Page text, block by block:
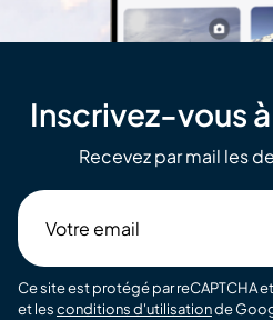
Inscrivez-vous
Recevez par mail les
email
Ce site est protégé par reCAPTCHA
et lesconditions d'utilisationde